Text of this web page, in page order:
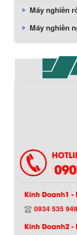
Máy nghiền
Máy nghiền
Kinh Doanh1 -
0934 535 949
Kinh Doanh2 -